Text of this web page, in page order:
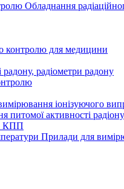
Обладнання
контролю для медицини
радіометри радону
іонізуючого
активності
КПП
Прилади для